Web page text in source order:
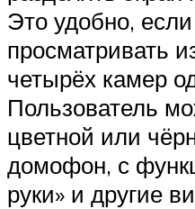
Это удобно,
просматривать
четырёх камер
Пользователь
цветной или
домофон, с
руки» и другие